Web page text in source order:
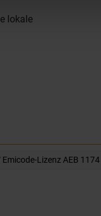
lokale
Emicode-Lizenz AEB 1174